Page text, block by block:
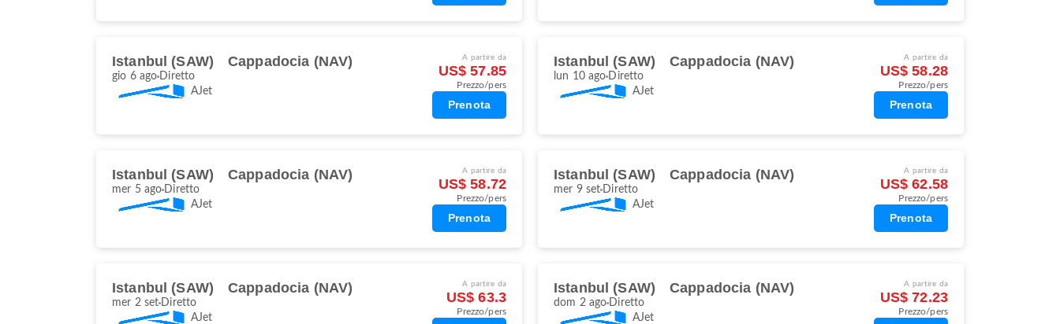
Istanbul (SAW) Cappadocia (NAV)
gio 6 ago Diretto
AJet
A partire da
US$ 57.85
Prezzo/pers
Prenota
Istanbul (SAW) Cappadocia (NAV)
lun 10 ago Diretto
AJet
A partire da
US$ 58.28
Prezzo/pers
Prenota
Istanbul (SAW) Cappadocia (NAV)
mer 5 ago Diretto
AJet
A partire da
US$ 58.72
Prezzo/pers
Prenota
Istanbul (SAW) Cappadocia (NAV)
mer 9 set Diretto
AJet
A partire da
US$ 62.58
Prezzo/pers
Prenota
Istanbul (SAW) Cappadocia (NAV)
mer 2 set Diretto
AJet
A partire da
US$ 63.3
Prezzo/pers
Istanbul (SAW) Cappadocia (NAV)
dom 2 ago Diretto
AJet
A partire da
US$ 72.23
Prezzo/pers